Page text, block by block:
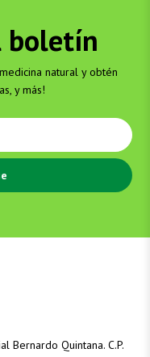
boletín
natural y obtén
y más!
Bernardo Quintana. C.P.